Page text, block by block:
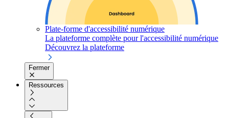
Plate-forme d'accessibilité numérique
La plateforme complète pour l'accessibilité numérique
Découvrez la plateforme
Fermer
Ressources